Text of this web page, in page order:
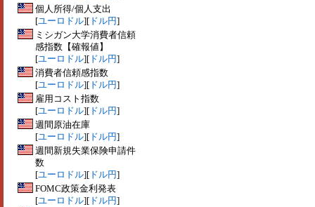
個人所得/個人支出
[ユーロドル][ ドル円]
ミシガン大学消費者信頼
感指数【確報値】
[ユーロドル][ ドル円]
消費者信頼感指数
[ユーロドル][ ドル円]
雇用コスト指数
[ユーロドル][ ドル円]
週間原油在庫
[ユーロドル][ ドル円]
週間新規失業保険申請件
数
[ユーロドル][ ドル円]
FOMC政策金利発表
[ユーロドル][ ドル円]